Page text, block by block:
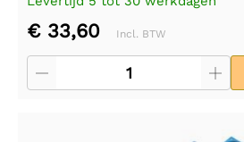
€ 33,60 Incl. BTW